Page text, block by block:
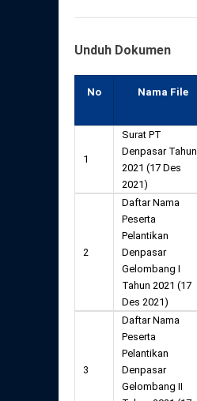
Unduh Dokumen
No Nama File
1
Surat PT
Denpasar Tahun
2021 (17 Des
2021)
2
Daftar Nama
Peserta
Pelantikan
Denpasar
Gelombang I
Tahun 2021 (17
Des 2021)
3
Daftar Nama
Peserta
Pelantikan
Denpasar
Gelombang II